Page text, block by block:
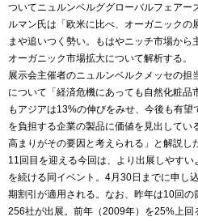
ついてニュルンベルググローバルフェアー
ルマン氏は「欧米に比べ、オーガニック
まや追いつく勢い。もはやニッチ市場か
オーガニック市場拡大について解析する。
展示会主催者のニュルンベルクメッセの
について「経済危機にあっても自然化粧
もアジアは13%の伸びをみせ、今後も有
を負担する企業の製品に価値を見出して
高まりがその要因と考えられる」と解説し
11回目を迎える今回は、より出展しやす
を続ける同イベント。4月30日までに申し
期割引が適用される。なお、昨年は10回
256社が出展。前年（2009年）を25%上